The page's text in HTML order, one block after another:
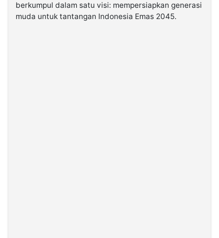
Kabarbaru.co
berkumpul dalam satu visi: mempersiapkan generasi
muda untuk tantangan Indonesia Emas 2045.